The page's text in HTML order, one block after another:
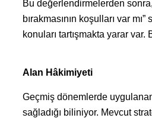
Bu değerlendirmelerden
bırakmasının koşulları var
konuları tartışmakta yarar
Alan Hâkimiyeti
Geçmiş dönemlerde
sağladığı biliniyor. Mevcut